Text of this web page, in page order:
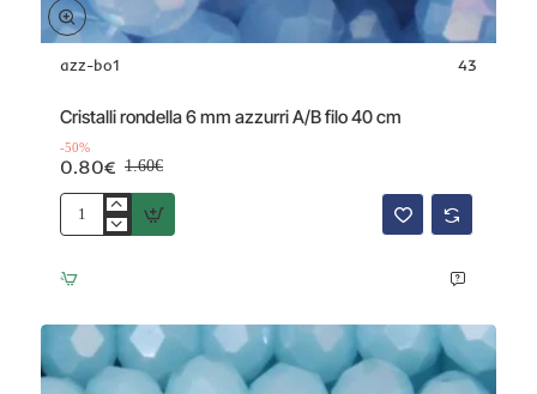
Offerta -50%
azz-bo1 43
Cristalli rondella 6 mm azzurri A/B filo 40 cm
-50%
0.80€ 1.60€
Cristalli
6
mm
A/B
filo
40